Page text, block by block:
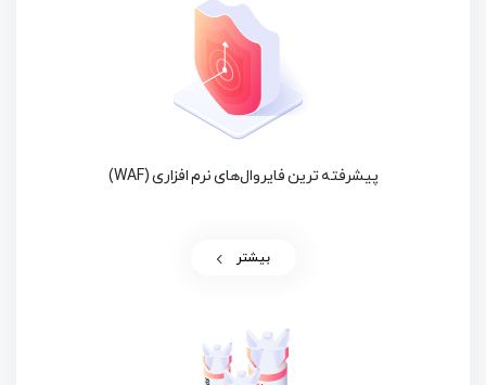
پیشرفته ترین فایروال‌های نرم افزاری (WAF)
بیشتر